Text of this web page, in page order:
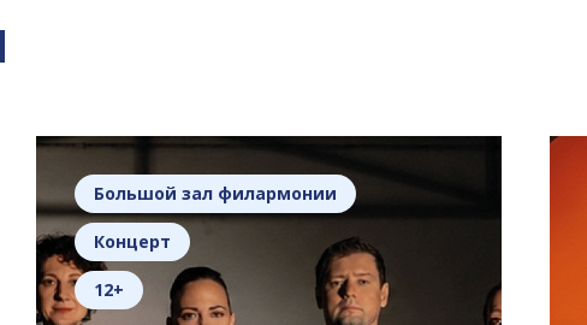
Большой зал филармонии
Концерт
12+